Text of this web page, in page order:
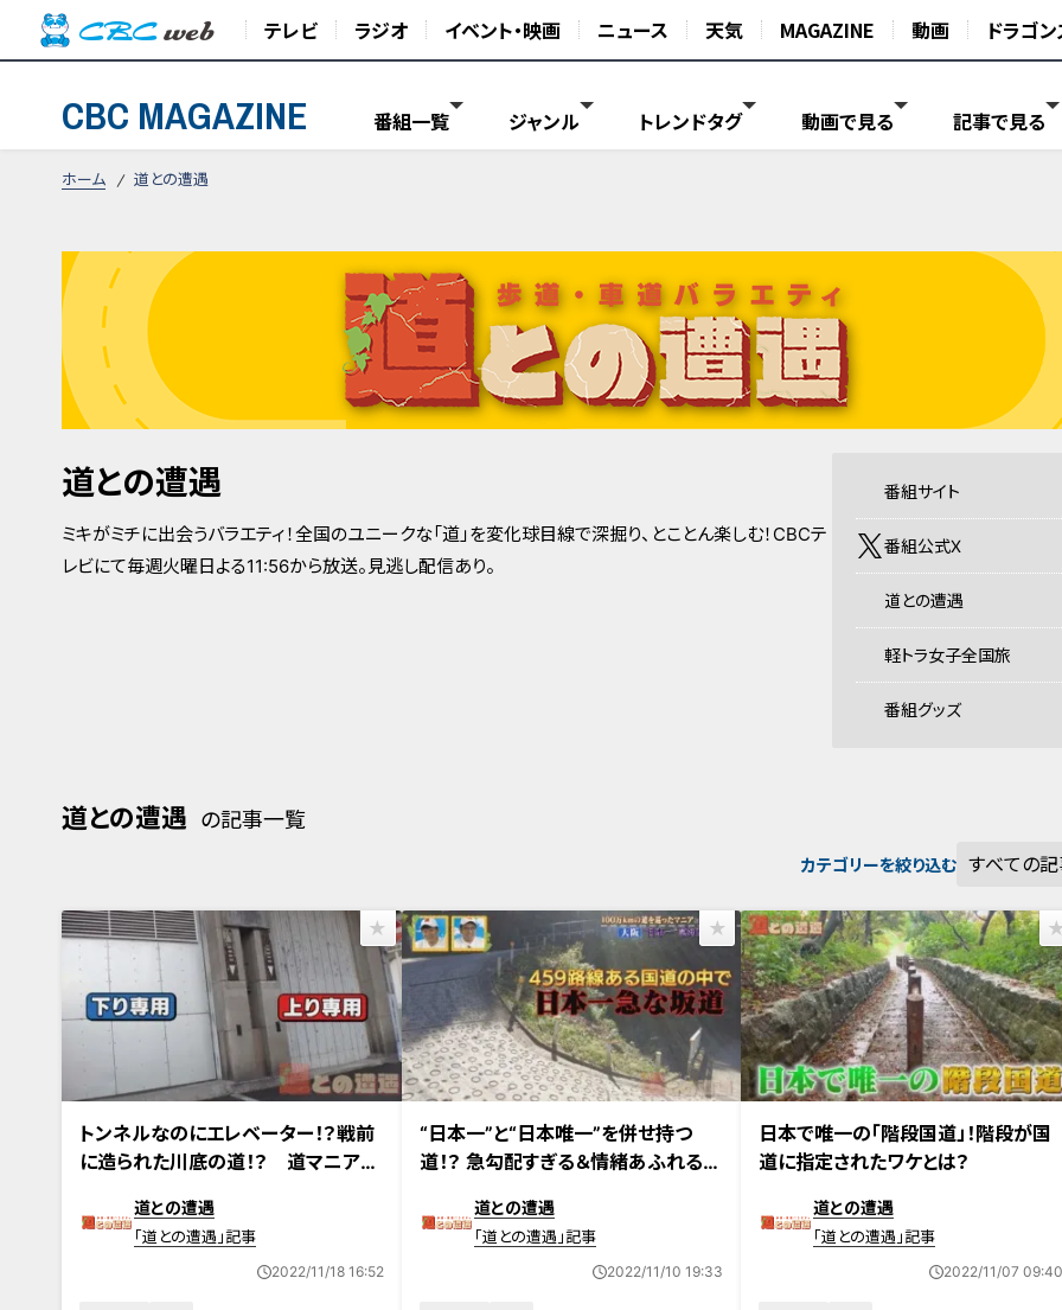
テレビ ラジオ イベント・映画 ニュース 天気 MAGAZINE 動画 ドラゴン
CBC MAGAZINE 番組一覧 ジャンル トレンドタグ 動画で見る 記事で見る
ホーム 道との遭遇
道との遭遇
ミキがミチに出会うバラエティ！全国のユニークな「道」を変化球目線で深掘り、とことん楽しむ！CBCテ
レビにて毎週火曜日よる11:56から放送。見逃し配信あり。
番組サイト
番組公式X
道との遭遇
軽トラ女子全国旅
番組グッズ
道との遭遇 の記事一覧
カテゴリーを絞り込む
トンネルなのにエレベーター！？戦前
に造られた川底の道！？ 道マニア興
道との遭遇
「道との遭遇」記事
2022/11/18 16:52
“日本一”と“日本唯一”を併せ持つ
道！？ 急勾配すぎる＆情緒あふれる国
道との遭遇
「道との遭遇」記事
2022/11/10 19:33
日本で唯一の「階段国道」！階段が国
道に指定されたワケとは？
道との遭遇
「道との遭遇」記事
2022/11/07 09:40